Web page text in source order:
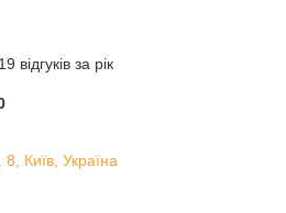
відгуків за рік
Київ, Україна